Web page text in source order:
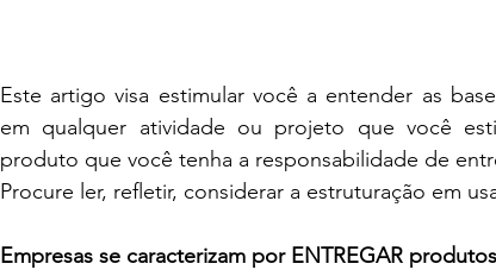
Este artigo visa estimular você a entender as
em qualquer atividade ou projeto que você
produto que você tenha a responsabilidade de
Procure ler, refletir, considerar a estruturação em
Empresas se caracterizam por ENTREGAR